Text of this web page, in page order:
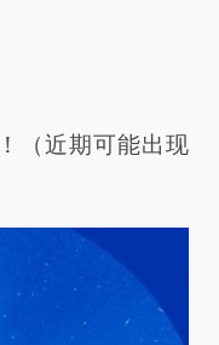
（近期可能出现